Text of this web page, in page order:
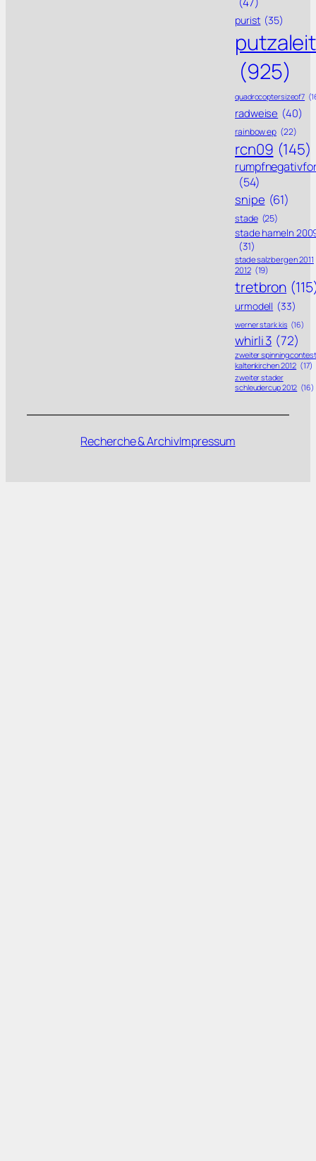
purist (35)
putzaleit
(925)
quadrocoptersizeof7
radweise (40)
rainbow ep (22)
rcn09 (145)
(54)
snipe (61)
stade (25)
stade hameln
(31)
stade salzbergen 2011
2012 (19)
tretbron
urmodell (33)
werner stark kis (16)
whirli 3 (72)
zweiter spinning contest
kaltenkirchen 2012 (17)
zweiter stader
schleudercup 2012 (16)
Recherche & ArchivImpressum